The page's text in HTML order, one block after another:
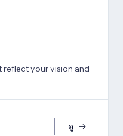
your vision and
ดู